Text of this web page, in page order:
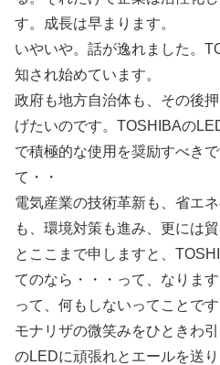
す。成長は早まります。
いやいや。話が逸れました。
知され始めています。
政府も地方自治体も、その後
げたいのです。TOSHIBAの
で積極的な使用を奨励すべき
て・・
電気産業の技術革新も、省エ
も、環境対策も進み、更には
とここまで申しますと、
てのなら・・・って、なりま
って、何もしないってことです
モナリザの微笑みをひときわ
のLEDに頑張れとエールを送り